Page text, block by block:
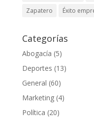
Zapatero
Éxito
Categorías
Abogacía (5)
Deportes (13)
General (60)
Marketing(4)
Política (20)